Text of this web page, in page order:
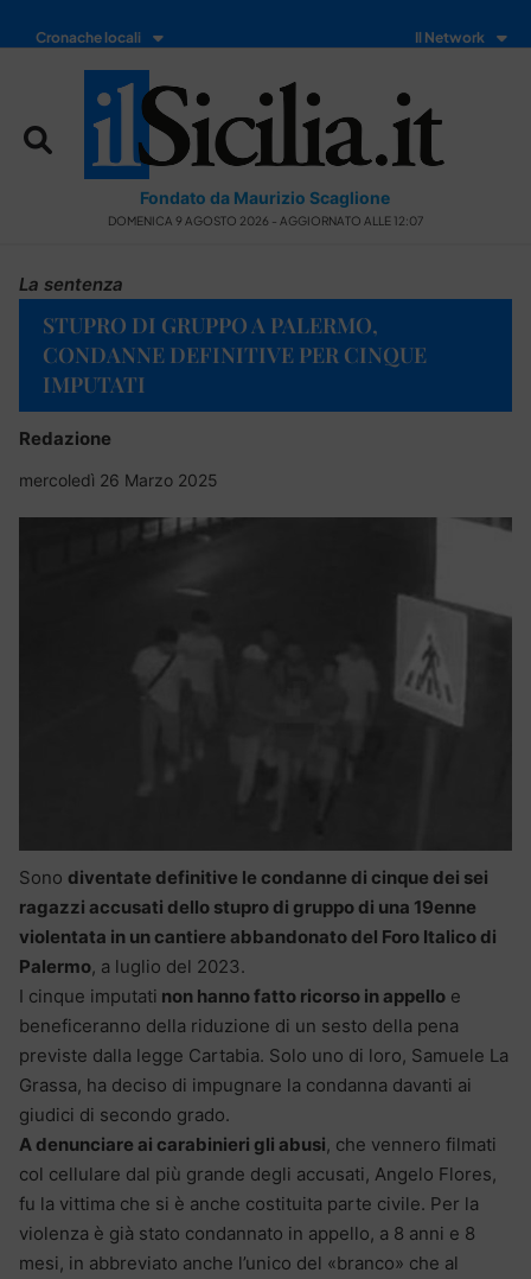
Cronache locali Il Network
Fondato da Maurizio Scaglione
DOMENICA 9 AGOSTO 2026 - AGGIORNATO ALLE 12:07
La sentenza
STUPRO DI GRUPPO A PALERMO,
CONDANNE DEFINITIVE PER CINQUE
IMPUTATI
Redazione
mercoledì 26 Marzo 2025
Sono diventate definitive le condanne di cinque dei sei
ragazzi accusati dello stupro di gruppo di una 19enne
violentata in un cantiere abbandonato del Foro Italico di
Palermo, a luglio del 2023.
I cinque imputati non hanno fatto ricorso in appello e
beneficeranno della riduzione di un sesto della pena
previste dalla legge Cartabia. Solo uno di loro, Samuele La
Grassa, ha deciso di impugnare la condanna davanti ai
giudici di secondo grado.
A denunciare ai carabinieri gli abusi, che vennero filmati
col cellulare dal più grande degli accusati, Angelo Flores,
fu la vittima che si è anche costituita parte civile. Per la
violenza è già stato condannato in appello, a 8 anni e 8
mesi, in abbreviato anche l’unico del «branco» che al